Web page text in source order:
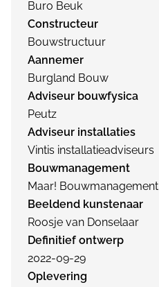
Buro Beuk
Constructeur
Bouwstructuur
Aannemer
Burgland Bouw
Adviseur bouwfysica
Peutz
Adviseur installaties
Vintis installatieadviseurs
Bouwmanagement
Maar! Bouwmanagement
Beeldend kunstenaar
Roosje van Donselaar
Definitief ontwerp
2022-09-29
Oplevering